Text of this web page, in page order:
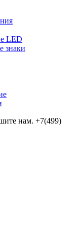
LED
знаки
нам. +7(499)